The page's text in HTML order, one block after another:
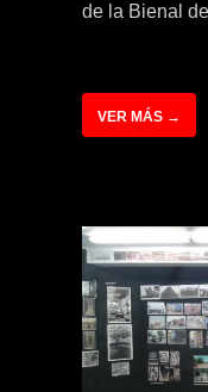
de la Bienal
VER MÁS →